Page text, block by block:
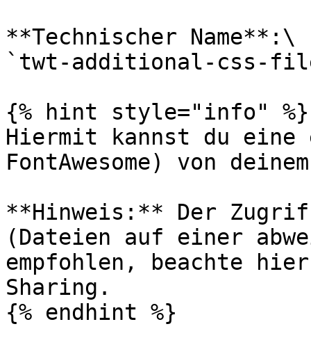
**Technischer Name**:\
`twt-additional-css-
{% hint style="info" %}
Hiermit kannst du eine
FontAwesome) von
**Hinweis:** Der
(Dateien auf einer
empfohlen, beachte
Sharing.
{% endhint %}